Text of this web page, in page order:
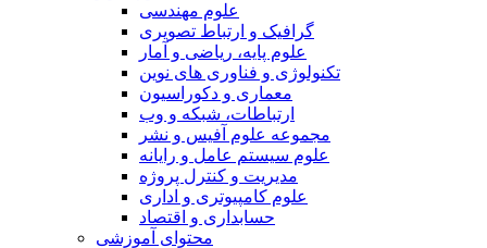
علوم مهندسی
گرافیک و ارتباط تصویری
علوم پایه، ریاضی و آمار
تکنولوژی و فناوری های نوین
معماری و دکوراسیون
ارتباطات، شبکه و وب
مجموعه علوم آفیس و نشر
علوم سیستم عامل و رایانه
مدیریت و کنترل پروژه
علوم کامپیوتری و اداری
حسابداری و اقتصاد
محتوای آموزشی